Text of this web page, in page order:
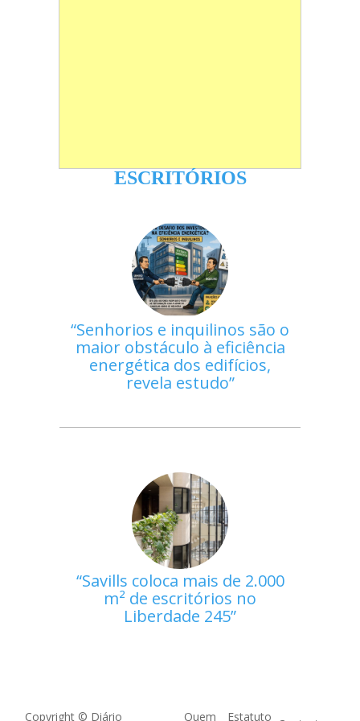
ESCRITÓRIOS
Senhorios e inquilinos são o
maior obstáculo à eficiência
energética dos edifícios,
revela estudo
Savills coloca mais de 2.000
m² de escritórios no
Liberdade 245
Copyright © Diário Quem Estatuto